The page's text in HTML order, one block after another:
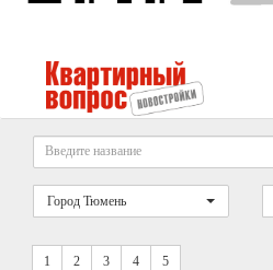
Город Тюмень
1 2 3 4 5